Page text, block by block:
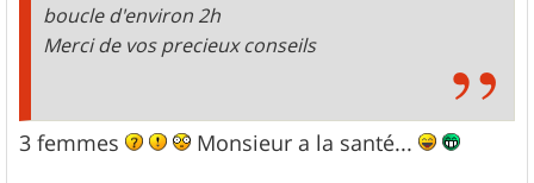
boucle d'environ 2h
Merci de vos precieux conseils
3 femmes Monsieur a la santé...